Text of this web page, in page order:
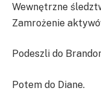
Wewnętrzne
Zamrożenie
Podeszli do
Potem do Diane.